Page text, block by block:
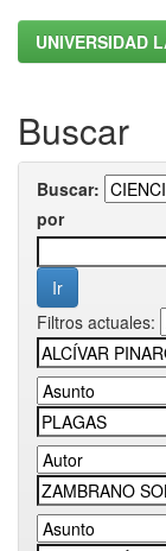
UNIVERSIDAD
Buscar
Buscar:
por
Filtros actuales: